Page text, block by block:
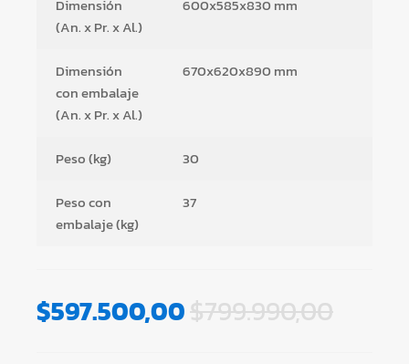
Dimensión
(An. x Pr. x Al.)
600x585x830 mm
Dimensión
con embalaje
(An. x Pr. x Al.)
670x620x890 mm
Peso (kg) 30
Peso con
embalaje (kg)
37
$597.500,00$799.990,00